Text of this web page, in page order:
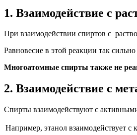
1. Взаимодействие с
При взаимодействии спиртов с
Равновесие в этой реакции так
Многоатомные спирты также не
2. Взаимодействие с
Спирты взаимодействуют с
Например, этанол взаимодействует с